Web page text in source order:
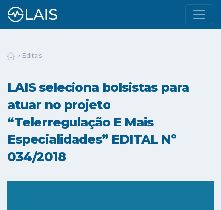
Editais
LAIS seleciona bolsistas para
atuar no projeto
“Telerregulação E Mais
Especialidades” EDITAL Nº
034/2018